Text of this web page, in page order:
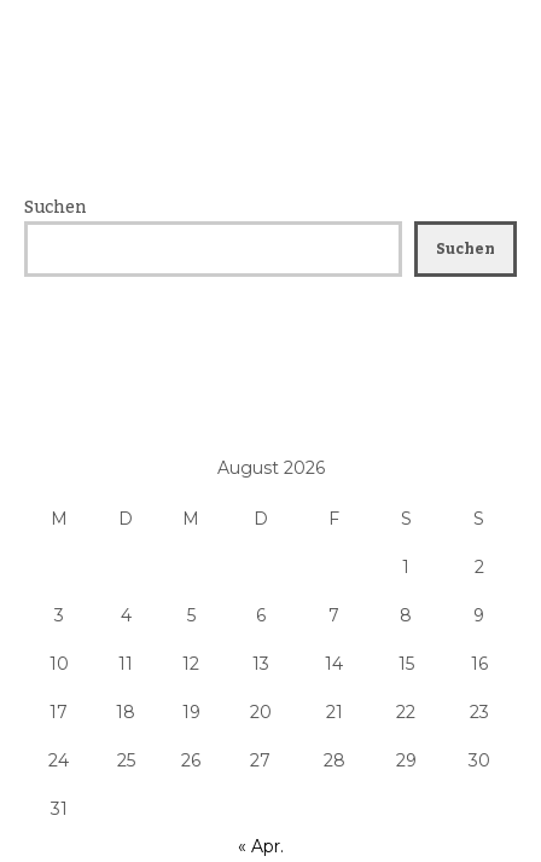
Suchen
Suchen
August 2026
M D M D F S S
1 2
3 4 5 6 7 8 9
10 11 12 13 14 15 16
17 18 19 20 21 22 23
24 25 26 27 28 29 30
31
« Apr.